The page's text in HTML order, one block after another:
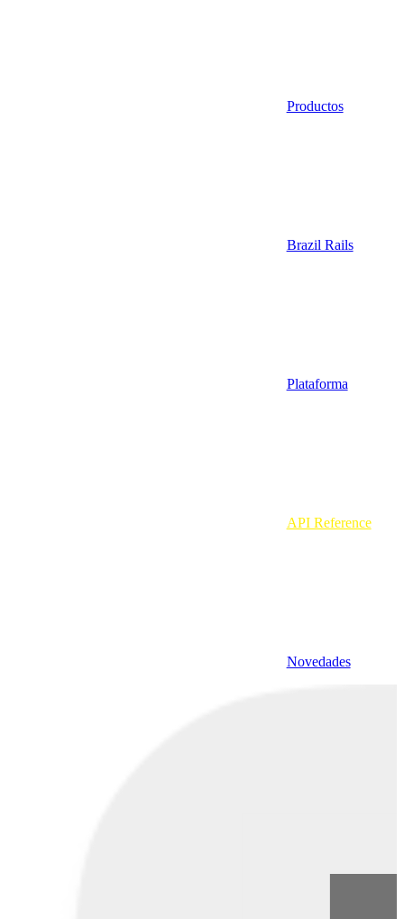
Productos
Brazil Rails
Plataforma
API Reference
Novedades